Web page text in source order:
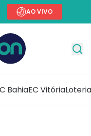
AO VIVO
BahiaEC Vitória